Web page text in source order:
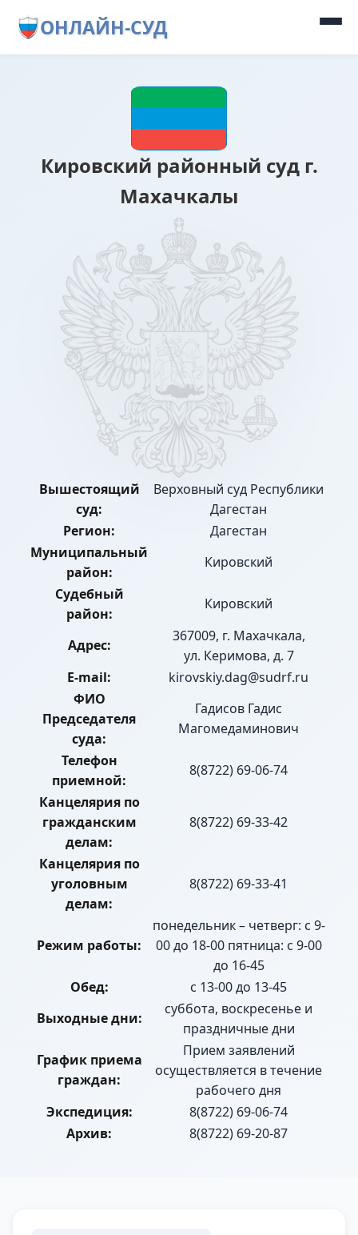
ОНЛАЙН-СУД
Кировский районный суд г.
Махачкалы
Вышестоящий
суд:
Верховный суд Республики
Дагестан
Регион:
Дагестан
Муниципальный
район:
Кировский
Судебный
район:
Кировский
Адрес:
367009, г. Махачкала,
ул. Керимова, д. 7
E-mail:
kirovskiy.dag@sudrf.ru
ФИО
Председателя
суда:
Гадисов Гадис
Магомедаминович
Телефон
приемной:
8(8722) 69-06-74
Канцелярия по
гражданским
делам:
8(8722) 69-33-42
Канцелярия по
уголовным
делам:
8(8722) 69-33-41
Режим работы:
понедельник – четверг: с 9-
00 до 18-00 пятница: с 9-00
до 16-45
Обед:
с 13-00 до 13-45
Выходные дни:
суббота, воскресенье и
праздничные дни
График приема
граждан:
Прием заявлений
осуществляется в течение
рабочего дня
Экспедиция:
8(8722) 69-06-74
Архив:
8(8722) 69-20-87